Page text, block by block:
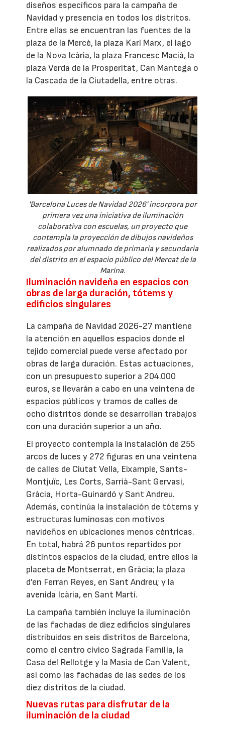
diseños específicos para la campaña de
Navidad y presencia en todos los distritos.
Entre ellas se encuentran las fuentes de la
plaza de la Mercè, la plaza Karl Marx, el lago
de la Nova Icària, la plaza Francesc Macià, la
plaza Verda de la Prosperitat, Can Mantega o
la Cascada de la Ciutadella, entre otras.
'Barcelona Luces de Navidad 2026' incorpora por
primera vez una iniciativa de iluminación
colaborativa con escuelas, un proyecto que
contempla la proyección de dibujos navideños
realizados por alumnado de primaria y secundaria
del distrito en el espacio público del Mercat de la
Marina.
Iluminación navideña en espacios con
obras de larga duración, tótems y
edificios singulares
La campaña de Navidad 2026-27 mantiene
la atención en aquellos espacios donde el
tejido comercial puede verse afectado por
obras de larga duración. Estas actuaciones,
con un presupuesto superior a 204.000
euros, se llevarán a cabo en una veintena de
espacios públicos y tramos de calles de
ocho distritos donde se desarrollan trabajos
con una duración superior a un año.
El proyecto contempla la instalación de 255
arcos de luces y 272 figuras en una veintena
de calles de Ciutat Vella, Eixample, Sants-
Montjuïc, Les Corts, Sarrià-Sant Gervasi,
Gràcia, Horta-Guinardó y Sant Andreu.
Además, continúa la instalación de tótems y
estructuras luminosas con motivos
navideños en ubicaciones menos céntricas.
En total, habrá 26 puntos repartidos por
distintos espacios de la ciudad, entre ellos la
placeta de Montserrat, en Gràcia; la plaza
d’en Ferran Reyes, en Sant Andreu; y la
avenida Icària, en Sant Martí.
La campaña también incluye la iluminación
de las fachadas de diez edificios singulares
distribuidos en seis distritos de Barcelona,
como el centro cívico Sagrada Família, la
Casa del Rellotge y la Masia de Can Valent,
así como las fachadas de las sedes de los
diez distritos de la ciudad.
Nuevas rutas para disfrutar de la
iluminación de la ciudad